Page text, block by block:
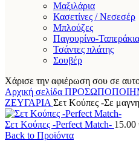
Μαξιλάρια
Κασετίνες / Νεσεσέρ
Μπλούζες
Παγουρίνο-Ταπεράκια
Τσάντες πλάτης
Σουβέρ
Χάρισε την αφιέρωση σου σε
Αρχική σελίδα
ΖΕΥΓΑΡΙΑ Σετ Κούπες -Σε
Σετ Κούπες -Perfect Match- 15.00
Back to Προϊόντα